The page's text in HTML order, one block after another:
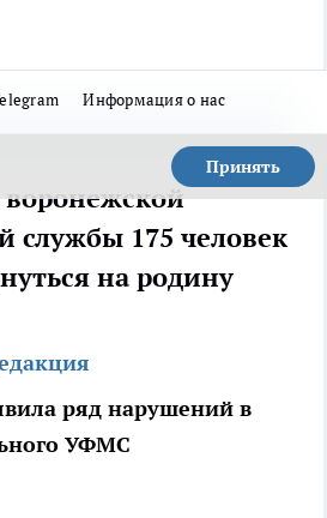
Информация о нас
Принять
службы 175 человек
на родину
ряд нарушений в
УФМС